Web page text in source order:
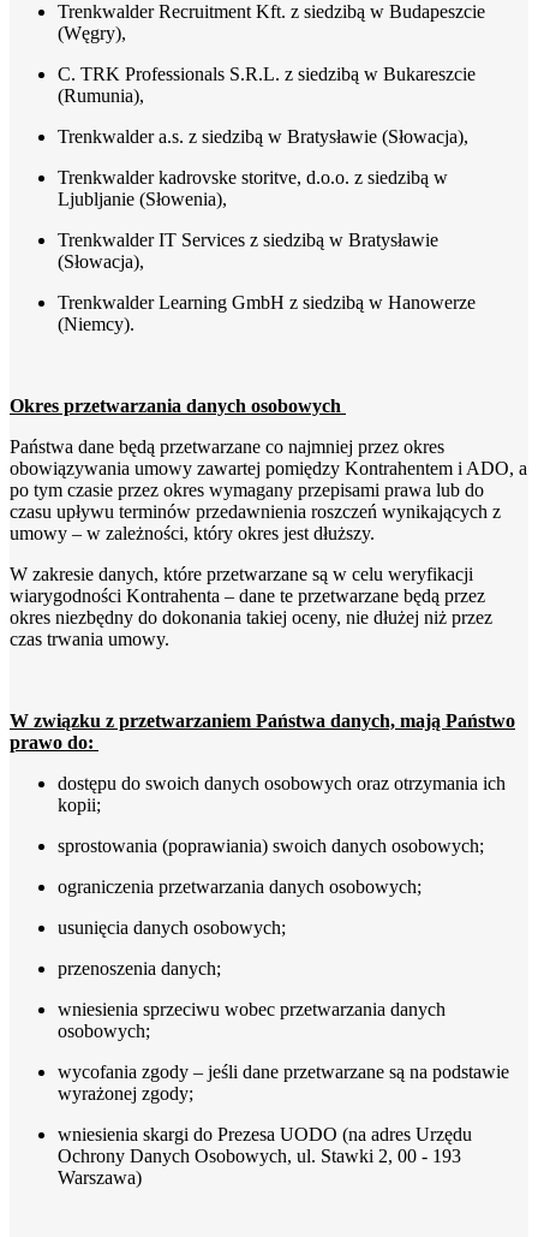
Trenkwalder Recruitment Kft. z siedzibą w Budapeszcie
(Węgry),
C. TRK Professionals S.R.L. z siedzibą w Bukareszcie
(Rumunia),
Trenkwalder a.s. z siedzibą w Bratysławie (Słowacja),
Trenkwalder kadrovske storitve, d.o.o. z siedzibą w
Ljubljanie (Słowenia),
Trenkwalder IT Services z siedzibą w Bratysławie
(Słowacja),
Trenkwalder Learning GmbH z siedzibą w Hanowerze
(Niemcy).
Okres przetwarzania danych osobowych
Państwa dane będą przetwarzane co najmniej przez okres
obowiązywania umowy zawartej pomiędzy Kontrahentem i ADO, a
po tym czasie przez okres wymagany przepisami prawa lub do
czasu upływu terminów przedawnienia roszczeń wynikających z
umowy – w zależności, który okres jest dłuższy.
W zakresie danych, które przetwarzane są w celu weryfikacji
wiarygodności Kontrahenta – dane te przetwarzane będą przez
okres niezbędny do dokonania takiej oceny, nie dłużej niż przez
czas trwania umowy.
W związku z przetwarzaniem Państwa danych, mają Państwo
prawo do:
dostępu do swoich danych osobowych oraz otrzymania ich
kopii;
sprostowania (poprawiania) swoich danych osobowych;
ograniczenia przetwarzania danych osobowych;
usunięcia danych osobowych;
przenoszenia danych;
wniesienia sprzeciwu wobec przetwarzania danych
osobowych;
wycofania zgody – jeśli dane przetwarzane są na podstawie
wyrażonej zgody;
wniesienia skargi do Prezesa UODO (na adres Urzędu
Ochrony Danych Osobowych, ul. Stawki 2, 00 - 193
Warszawa)